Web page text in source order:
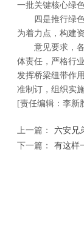
一批关键核心绿
四是推行绿
为着力点，构建
意见要求，
体责任，严格行
发挥桥梁纽带作
准制订，组织实
[责任编辑：李新
上一篇：
六安兄
下一篇：
有这样